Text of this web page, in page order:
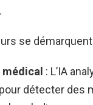
se démarquent
: L’IA
détecter des